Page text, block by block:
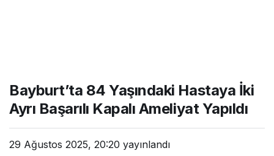
Bayburt’ta 84 Yaşındaki Hastaya İki
Ayrı Başarılı Kapalı Ameliyat Yapıldı
29 Ağustos 2025, 20:20 yayınlandı